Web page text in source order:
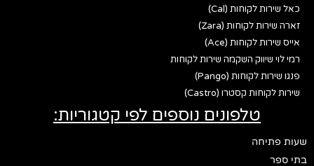
כאל שירות לקוחות (Cal)
זארה שירות לקוחות (Zara)
אייס שירות לקוחות (Ace)
רמי לוי שיווק השקמה שירות לקוחות
פנגו שירות לקוחות (Pango)
שירות לקוחות קסטרו (Castro)
טלפונים נוספים לפי קטגוריות:
שעות פתיחה
בתי ספר